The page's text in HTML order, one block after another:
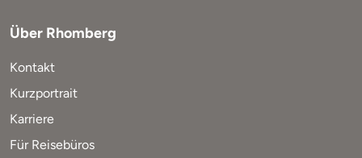
Über Rhomberg
Kontakt
Kurzportrait
Karriere
Für Reisebüros